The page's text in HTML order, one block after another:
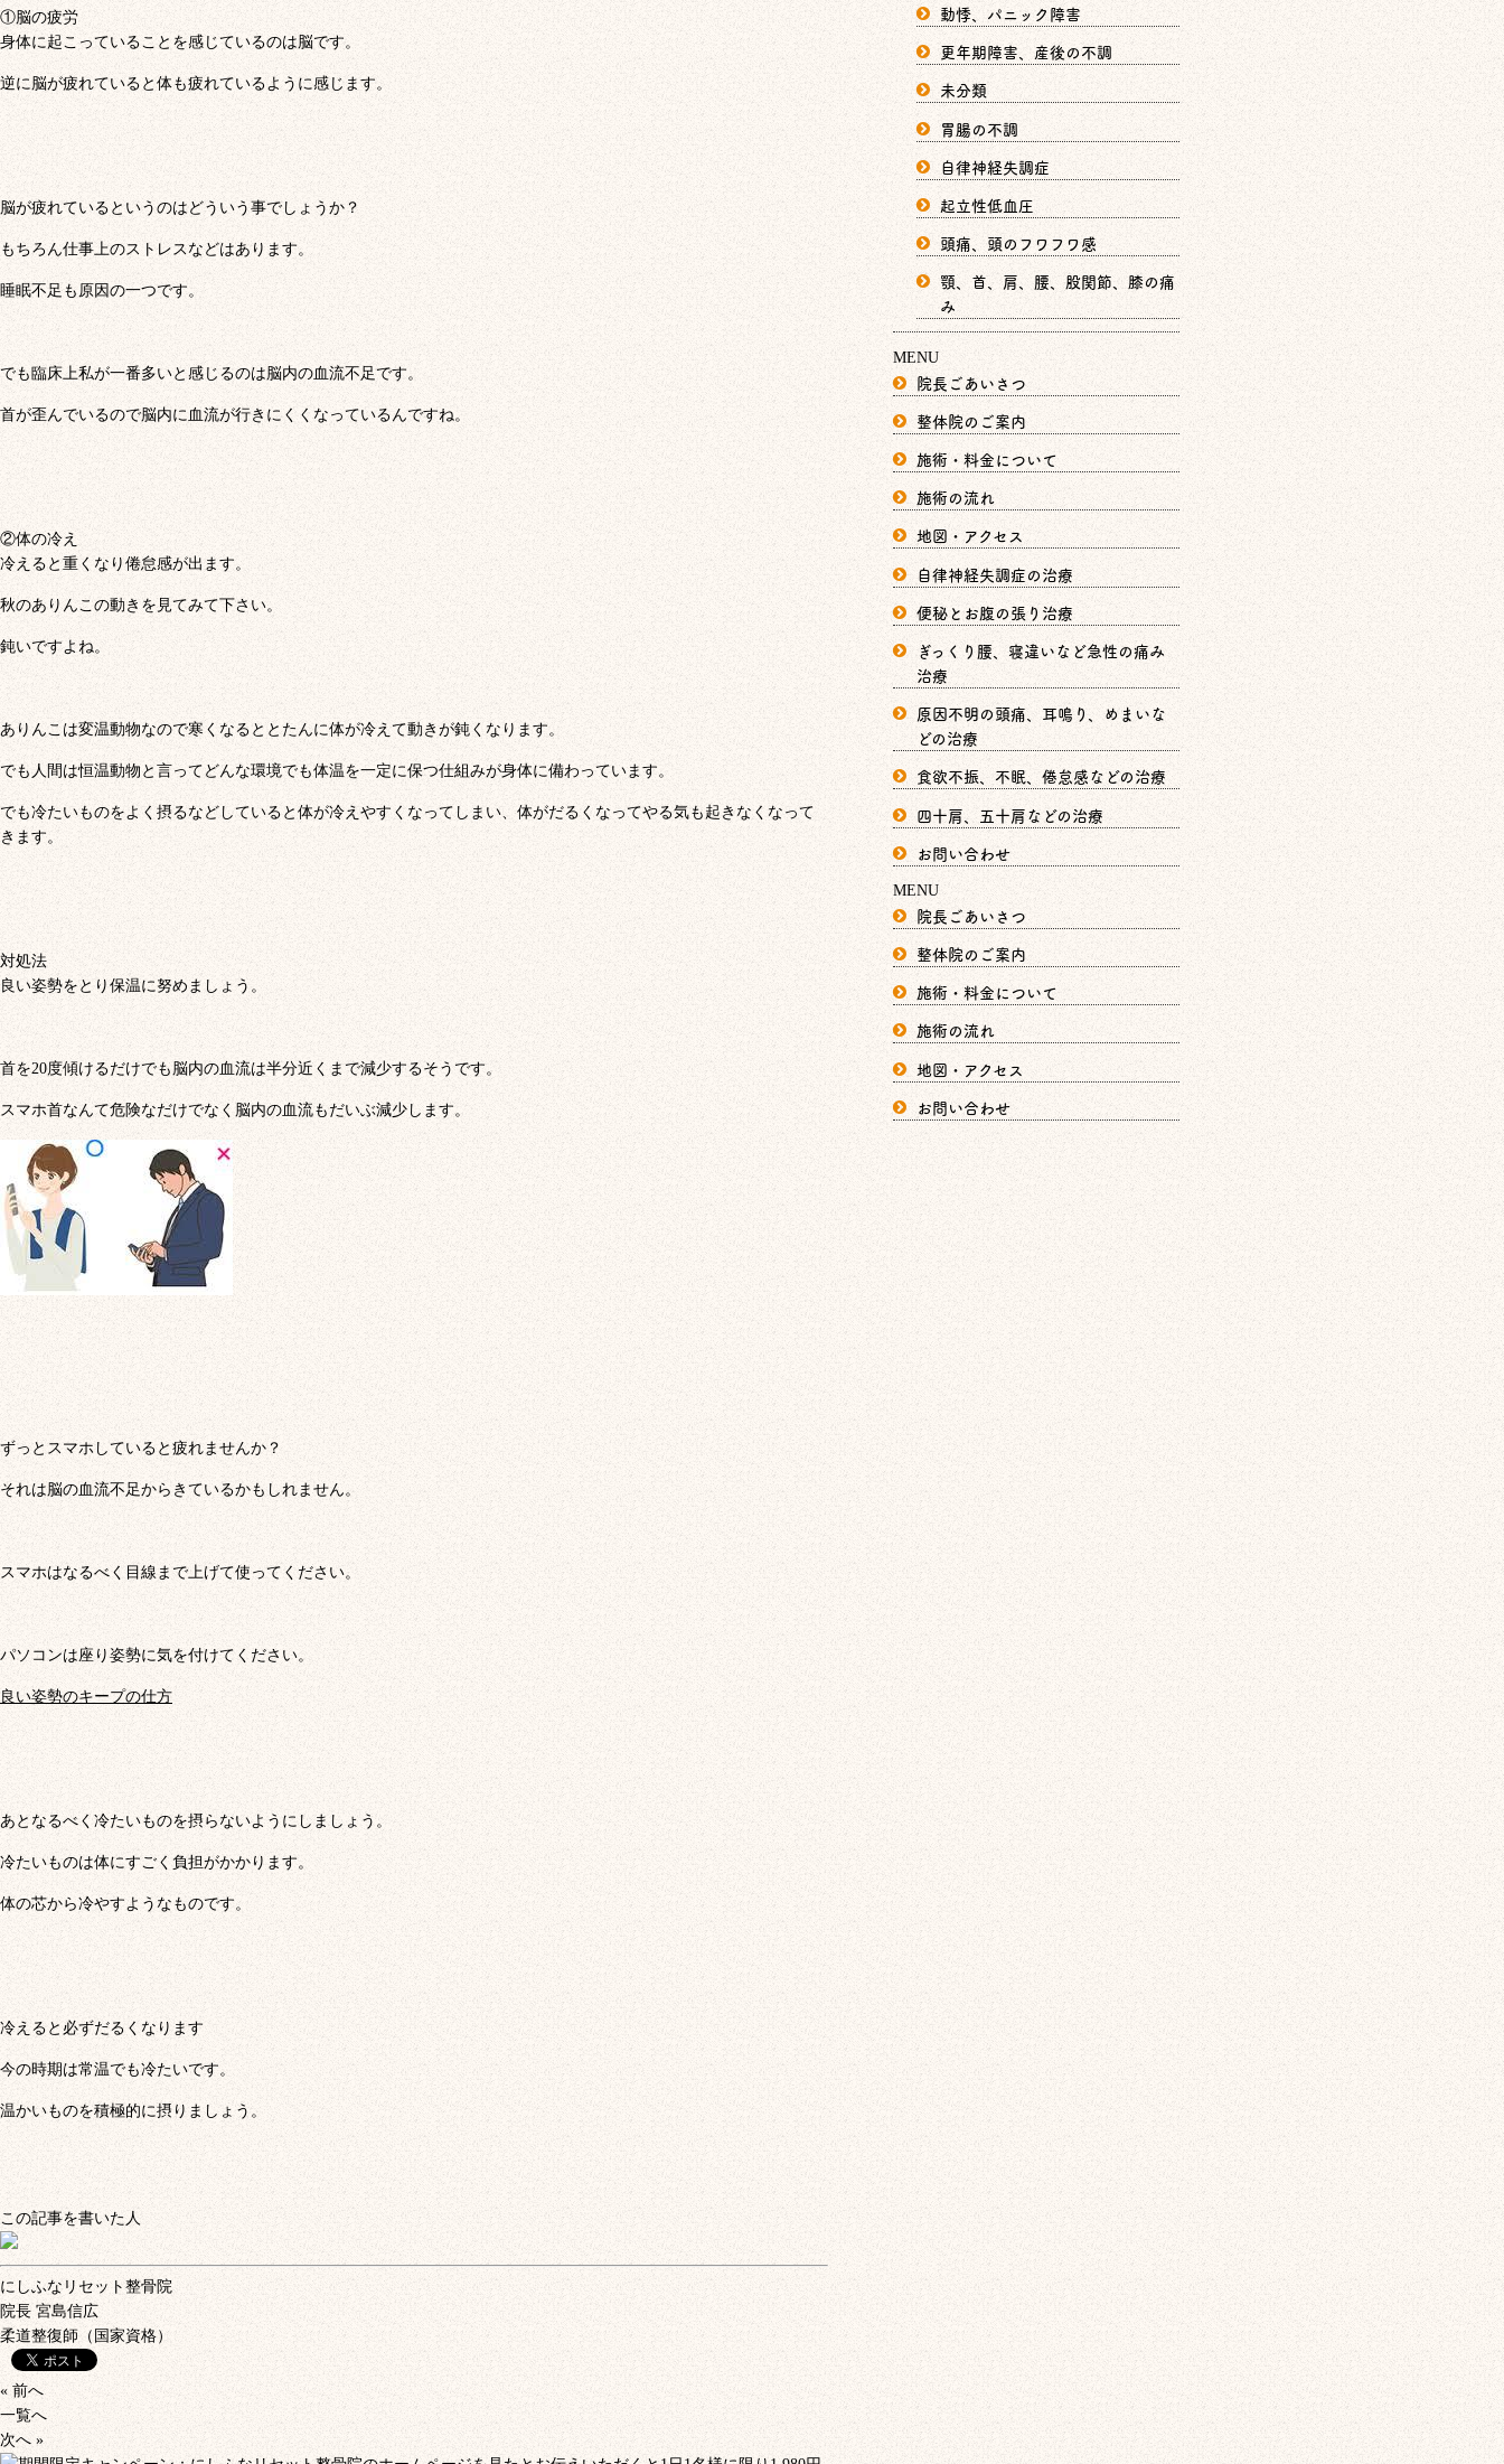
①脳の疲労
身体に起こっていることを感じているのは脳です。
逆に脳が疲れていると体も疲れているように感じます。
脳が疲れているというのはどういう事でしょうか？
もちろん仕事上のストレスなどはあります。
睡眠不足も原因の一つです。
でも臨床上私が一番多いと感じるのは脳内の血流不足です。
首が歪んでいるので脳内に血流が行きにくくなっているんですね。
②体の冷え
冷えると重くなり倦怠感が出ます。
秋のありんこの動きを見てみて下さい。
鈍いですよね。
ありんこは変温動物なので寒くなるととたんに体が冷えて動きが鈍くなります。
でも人間は恒温動物と言ってどんな環境でも体温を一定に保つ仕組みが身体に備わっています。
でも冷たいものをよく摂るなどしていると体が冷えやすくなってしまい、体がだるくなってやる気も起きなくなって
きます。
対処法
良い姿勢をとり保温に努めましょう。
首を20度傾けるだけでも脳内の血流は半分近くまで減少するそうです。
スマホ首なんて危険なだけでなく脳内の血流もだいぶ減少します。
ずっとスマホしていると疲れませんか？
それは脳の血流不足からきているかもしれません。
スマホはなるべく目線まで上げて使ってください。
パソコンは座り姿勢に気を付けてください。
良い姿勢のキープの仕方
あとなるべく冷たいものを摂らないようにしましょう。
冷たいものは体にすごく負担がかかります。
体の芯から冷やすようなものです。
冷えると必ずだるくなります
今の時期は常温でも冷たいです。
温かいものを積極的に摂りましょう。
この記事を書いた人
にしふなリセット整骨院
院長 宮島信広
柔道整復師（国家資格）
« 前へ
一覧へ
次へ »
動悸、パニック障害
更年期障害、産後の不調
未分類
胃腸の不調
自律神経失調症
起立性低血圧
頭痛、頭のフワフワ感
顎、首、肩、腰、股関節、膝の痛
み
MENU
院長ごあいさつ
整体院のご案内
施術・料金について
施術の流れ
地図・アクセス
自律神経失調症の治療
便秘とお腹の張り治療
ぎっくり腰、寝違いなど急性の痛み
治療
原因不明の頭痛、耳鳴り、めまいな
どの治療
食欲不振、不眠、倦怠感などの治療
四十肩、五十肩などの治療
お問い合わせ
MENU
院長ごあいさつ
整体院のご案内
施術・料金について
施術の流れ
地図・アクセス
お問い合わせ